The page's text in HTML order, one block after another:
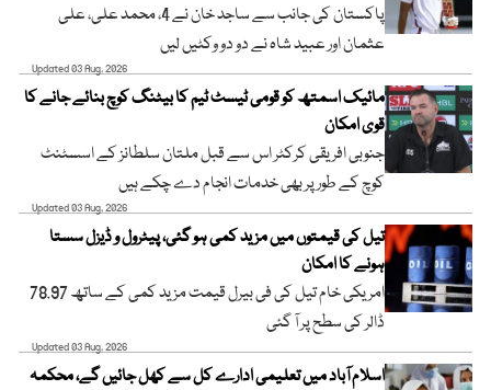
پاکستان کی جانب سے ساجد خان نے 4، محمد علی، علی
عثمان اور عبید شاہ نے دو دو وکٹیں لیں
Updated 03 Aug, 2026
مائیک اسمتھ کو قومی ٹیسٹ ٹیم کا بیٹنگ کوچ بنائے جانے کا
قوی امکان
جنوبی افریقی کرکٹر اس سے قبل ملتان سلطانز کے اسسٹنٹ
کوچ کے طور پر بھی خدمات انجام دے چکے ہیں
Updated 03 Aug, 2026
تیل کی قیمتوں میں مزید کمی ہو گئی، پیٹرول و ڈیزل سستا
ہونے کا امکان
امریکی خام تیل کی فی بیرل قیمت مزید کمی کے ساتھ 78.97
ڈالر کی سطح پر آ گئی
Updated 03 Aug, 2026
اسلام آباد میں تعلیمی ادارے کل سے کھل جائیں گے، محکمہ